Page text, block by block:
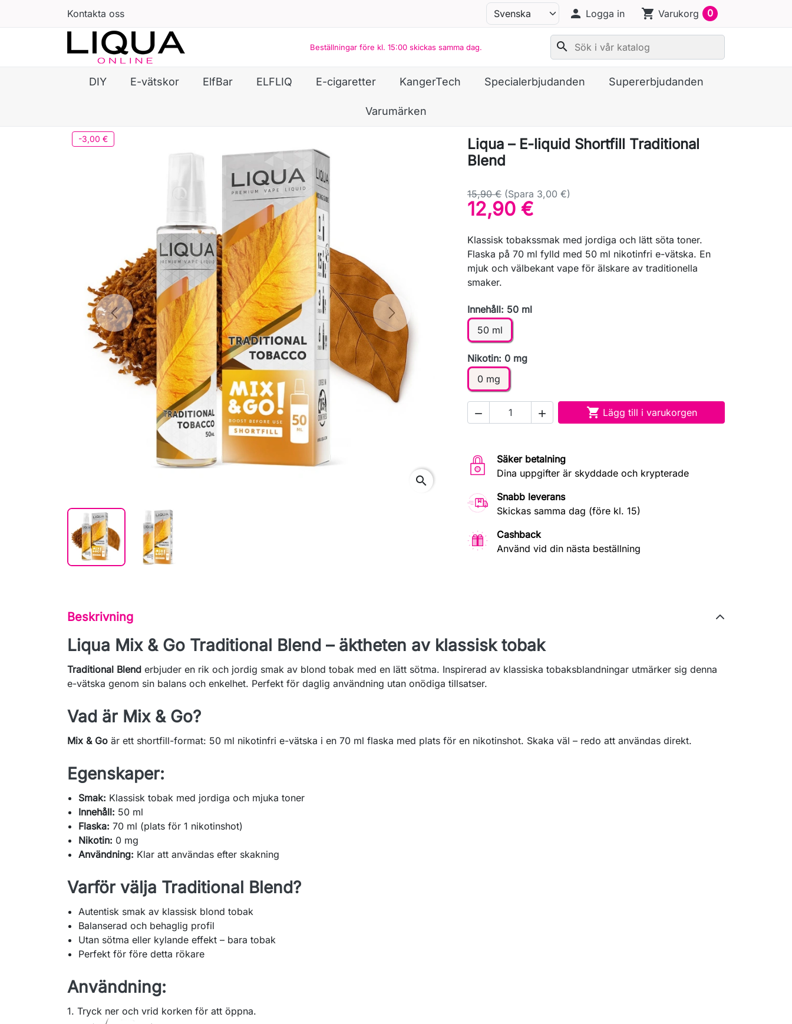
Kontakta oss person Logga in shopping_cart Varukorg 0
Beställningar före kl. 15:00 skickas samma dag. search
DIY E-vätskor ElfBar ELFLIQ E-cigaretter KangerTech Specialerbjudanden Supererbjudanden
Varumärken
-3,00 €
Previous Next
search
Liqua – E-liquid Shortfill Traditional
Blend
15,90 € (Spara 3,00 €)
12,90 €
Klassisk tobakssmak med jordiga och lätt söta toner.
Flaska på 70 ml fylld med 50 ml nikotinfri e-vätska. En
mjuk och välbekant vape för älskare av traditionella
smaker.
Innehåll: 50 ml
50 ml
Nikotin: 0 mg
0 mg
   Lägg till i varukorgen
Säker betalning
Dina uppgifter är skyddade och krypterade
Snabb leverans
Skickas samma dag (före kl. 15)
Cashback
Använd vid din nästa beställning
Beskrivning
Liqua Mix & Go Traditional Blend – äktheten av klassisk tobak
Traditional Blend erbjuder en rik och jordig smak av blond tobak med en lätt sötma. Inspirerad av klassiska tobaksblandningar utmärker sig denna
e-vätska genom sin balans och enkelhet. Perfekt för daglig användning utan onödiga tillsatser.
Vad är Mix & Go?
Mix & Go är ett shortfill-format: 50 ml nikotinfri e-vätska i en 70 ml flaska med plats för en nikotinshot. Skaka väl – redo att användas direkt.
Egenskaper:
Smak: Klassisk tobak med jordiga och mjuka toner
Innehåll: 50 ml
Flaska: 70 ml (plats för 1 nikotinshot)
Nikotin: 0 mg
Användning: Klar att användas efter skakning
Varför välja Traditional Blend?
Autentisk smak av klassisk blond tobak
Balanserad och behaglig profil
Utan sötma eller kylande effekt – bara tobak
Perfekt för före detta rökare
Användning:
1. Tryck ner och vrid korken för att öppna.